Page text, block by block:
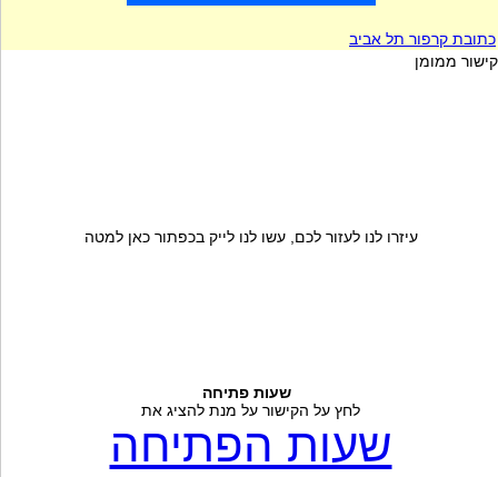
כתובת קרפור תל אביב
קישור ממומן
עיזרו לנו לעזור לכם, עשו לנו לייק בכפתור כאן למטה
שעות פתיחה
לחץ על הקישור על מנת להציג את
שעות הפתיחה